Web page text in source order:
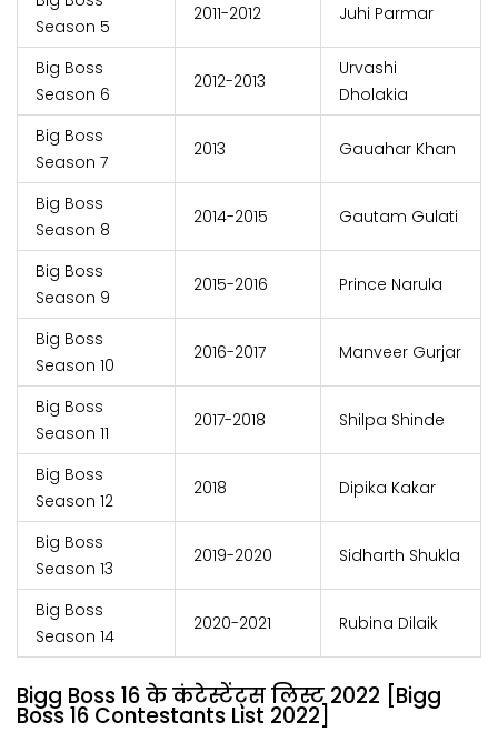
Season 5
2011-2012 Juhi Parmar
Big Boss
Season 6
2012-2013
Urvashi
Dholakia
Big Boss
Season 7
2013 Gauahar Khan
Big Boss
Season 8
2014-2015 Gautam Gulati
Big Boss
Season 9
2015-2016 Prince Narula
Big Boss
Season 10
2016-2017 Manveer Gurjar
Big Boss
Season 11
2017-2018 Shilpa Shinde
Big Boss
Season 12
2018 Dipika Kakar
Big Boss
Season 13
2019-2020 Sidharth Shukla
Big Boss
Season 14
2020-2021 Rubina Dilaik
Bigg Boss 16 के कंटेस्टेंट्स लिस्ट 2022 [Bigg
Boss 16 Contestants List 2022]